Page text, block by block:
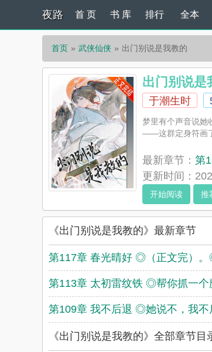
夜路 首 页 书 库 排行 全本
首页 武侠仙侠 出门别说是我教的
出门别说是
于潮生时
梦里有个声音说她
——这群定身符画
最新章节： 第
更新时间：
开始阅读 推
《出门别说是我教的》最新章节
第117章 春光晴好 ◎（正文完）
第113章 太初雷纹铁 ◎帮你抓一
第109章 我不后退 ◎她说不，我
《出门别说是我教的》全部章节目